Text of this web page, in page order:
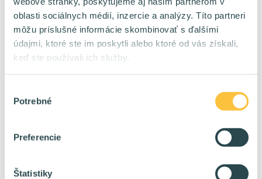
oblasti sociálnych médií, inzercie a analýzy. Títo partneri
môžu príslušné informácie skombinovať s ďalšími
údajmi, ktoré ste im poskytli alebo ktoré od vás získali,
keď ste používali ich služby.
súhlasu
Potrebné
Preferencie
Štatistiky
Java Developer 🔥
Forma: Kontrakt / TPP
HomeOffice: 60 %
Plat: 3500 - 6000 eur/mes na kontrakt
Project Manager
HomeOffice:
6400 - 9600 eur/mes na kontrakt